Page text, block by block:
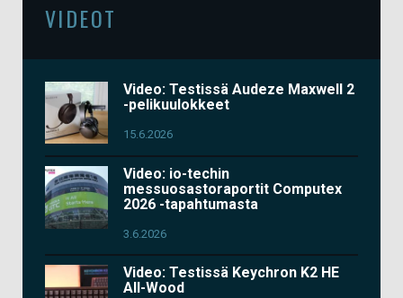
VIDEOT
Video: Testissä Audeze Maxwell 2
-pelikuulokkeet
15.6.2026
Video: io-techin
messuosastoraportit Computex
2026 -tapahtumasta
3.6.2026
Video: Testissä Keychron K2 HE
All-Wood